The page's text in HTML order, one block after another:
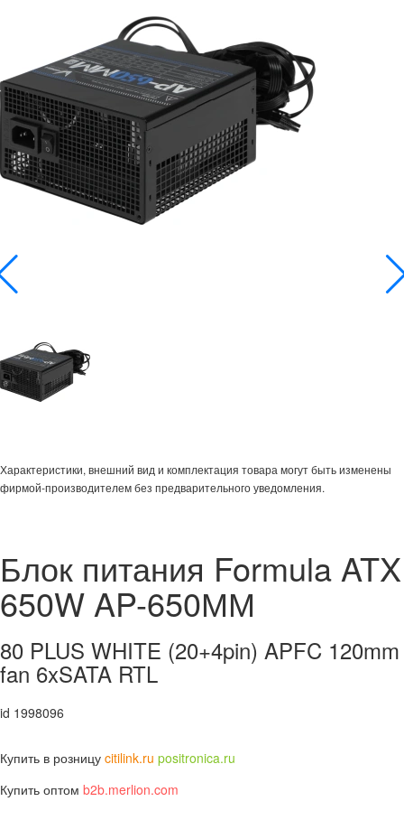
Характеристики, внешний вид и комплектация товара могут быть изменены
фирмой-производителем без предварительного уведомления.
Блок питания Formula ATX
650W AP-650ММ
80 PLUS WHITE (20+4pin) APFC 120mm
fan 6xSATA RTL
id 1998096
Купить в розницу citilink.ru positronica.ru
Купить оптом b2b.merlion.com